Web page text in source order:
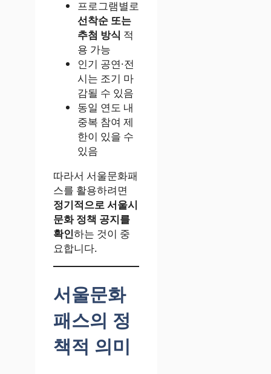
프로그램별로
선착순 또는
추첨 방식 적
용 가능
인기 공연·전
시는 조기 마
감될 수 있음
동일 연도 내
중복 참여 제
한이 있을 수
있음
따라서 서울문화패
스를 활용하려면
정기적으로 서울시
문화 정책 공지를
확인하는 것이 중
요합니다.
서울문화
패스의 정
책적 의미